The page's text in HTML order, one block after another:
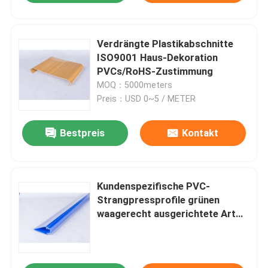
Verdrängte Plastikabschnitte
ISO9001 Haus-Dekoration
PVCs/RoHS-Zustimmung
MOQ：5000meters
Preis：USD 0~5 / METER
Bestpreis Kontakt
Kundenspezifische PVC-
Strangpressprofile grünen
waagerecht ausgerichtete Art